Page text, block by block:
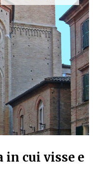
in cui visse e